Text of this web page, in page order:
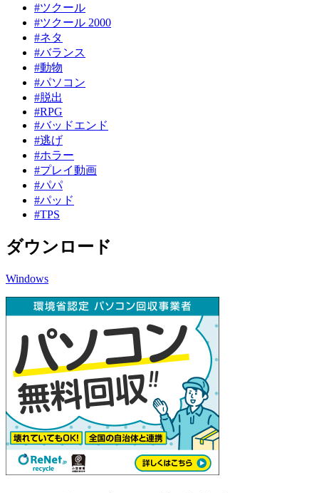
#ツクール
#ツクール 2000
#ネタ
#バランス
#動物
#パソコン
#脱出
#RPG
#バッドエンド
#逃げ
#ホラー
#プレイ動画
#パパ
#パッド
#TPS
ダウンロード
Windows